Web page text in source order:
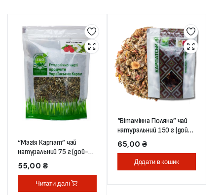
“Магія Карпат” чай
натуральний 75 г (дой-
пак)
55,00 ₴
Читати далі
“Вітамінна Поляна” чай
натуральний 150 г (дой-
пак)
65,00₴
Додати в кошик